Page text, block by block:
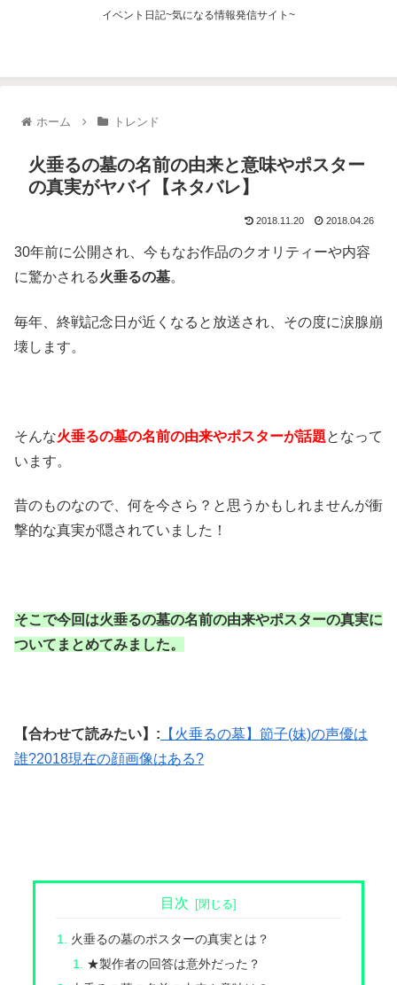
イベント日記~気になる情報発信サイト~
ホーム トレンド
火垂るの墓の名前の由来と意味やポスター
の真実がヤバイ【ネタバレ】
2018.11.20 2018.04.26
30年前に公開され、今もなお作品のクオリティーや内容
に驚かされる火垂るの墓。
毎年、終戦記念日が近くなると放送され、その度に涙腺崩
壊します。
そんな火垂るの墓の名前の由来やポスターが話題となって
います。
昔のものなので、何を今さら？と思うかもしれませんが衝
撃的な真実が隠されていました！
そこで今回は火垂るの墓の名前の由来やポスターの真実に
ついてまとめてみました。
【合わせて読みたい】: 【火垂るの墓】節子(妹)の声優は
誰?2018現在の顔画像はある?
目次
火垂るの墓のポスターの真実とは？
★製作者の回答は意外だった？